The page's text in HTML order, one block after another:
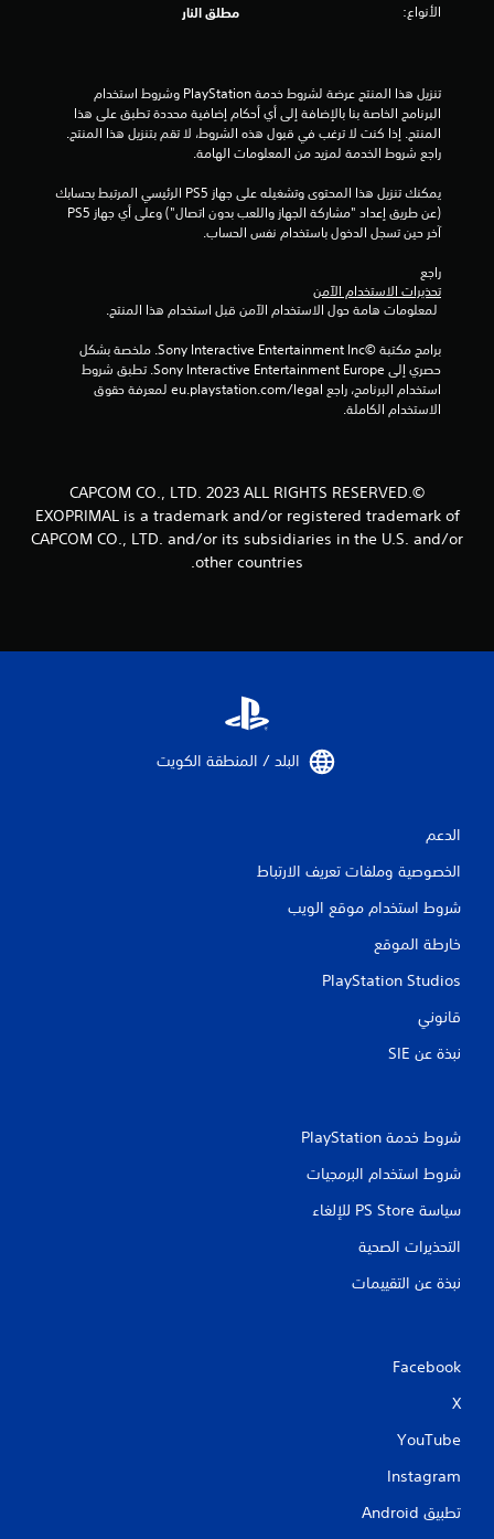
الأنواع: مطلق النار
راجع شروط الخدمة لمزيد من المعلومات الهامة.
آخر حين تسجل الدخول باستخدام نفس الحساب.
راجع
تحذيرات الاستخدام الآمن
الاستخدام الكاملة.
©CAPCOM CO., LTD. 2023 ALL RIGHTS RESERVED.
EXOPRIMAL is a trademark and/or registered trademark of
CAPCOM CO., LTD. and/or its subsidiaries in the U.S. and/or
other countries.
البلد / المنطقة الكويت‏
الدعم
الخصوصية وملفات تعريف الارتباط
شروط استخدام موقع الويب
خارطة الموقع
PlayStation Studios
قانوني
نبذة عن SIE‏
شروط خدمة PlayStation‏
شروط استخدام البرمجيات
سياسة PS Store للإلغاء
التحذيرات الصحية
نبذة عن التقييمات
Facebook
X
YouTube
Instagram
تطبيق Android‏